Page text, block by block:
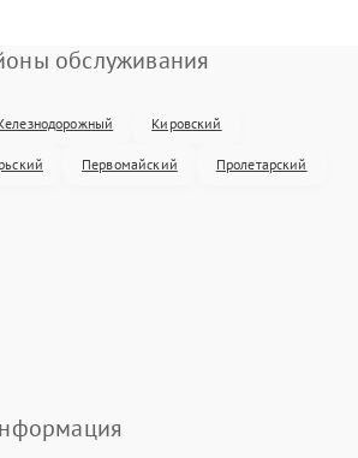
обслуживания
Кировский
Первомайский Пролетарский